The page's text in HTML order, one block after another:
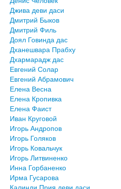
Джива деви даси
Дмитрий Быков
Дмитрий Филь
Доял Говинда дас
Дханешвара Прабху
Дхармарадж дас
Евгений Солар
Евгений Абрамович
Елена Весна
Елена Кропивка
Елена Фаист
Иван Круговой
Игорь Андропов
Игорь Голяков
Игорь Ковальчук
Игорь Литвиненко
Инна Горбаненко
Ирма Гусарова